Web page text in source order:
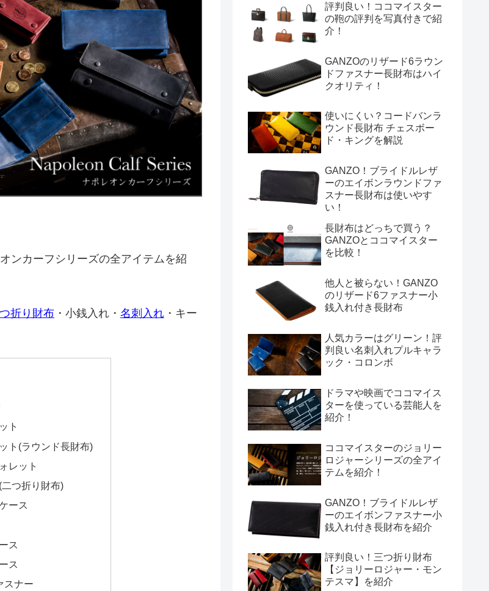
ンカーフシリーズの全アイテムを紹
折り財布 ・小銭入れ・ 名刺入れ ・キー
ト
ト(ラウンド長財布)
レット
つ折り財布)
ース
ス
ス
スナー
評判良い！ココマイスター
の鞄の評判を写真付きで紹
介！
GANZOのリザード6ラウン
ドファスナー長財布はハイ
クオリティ！
使いにくい？コードバンラ
ウンド長財布 チェスボー
ド・キングを解説
GANZO！ブライドルレザ
ーのエイボンラウンドファ
スナー長財布は使いやす
い！
長財布はどっちで買う？
GANZOとココマイスター
を比較！
他人と被らない！GANZO
のリザード6ファスナー小
銭入れ付き長財布
人気カラーはグリーン！評
判良い名刺入れプルキャラ
ック・コロンボ
ドラマや映画でココマイス
ターを使っている芸能人を
紹介！
ココマイスターのジョリー
ロジャーシリーズの全アイ
テムを紹介！
GANZO！ブライドルレザ
ーのエイボンファスナー小
銭入れ付き長財布を紹介
評判良い！三つ折り財布
【ジョリーロジャー・モン
テスマ】を紹介